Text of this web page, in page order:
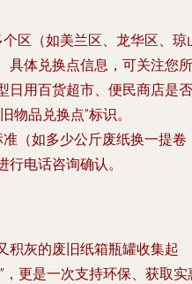
个区（如美兰区、龙华区、琼
具体兑换点信息，可关注您所
日用百货超市、便民商店是否
物品兑换点”标识。
准（如多少公斤废纸换一提卷
电话咨询确认。
积灰的废旧纸箱瓶罐收集起
，更是一次支持环保、获取实